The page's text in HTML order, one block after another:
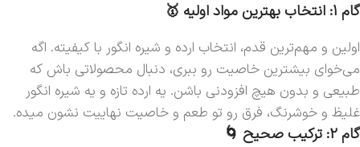
گام 1: انتخاب بهترین مواد اولیه 🥇
اولین و مهم‌ترین قدم، انتخاب ارده و شیره انگور با کیفیته. اگه
می‌خوای بیشترین خاصیت رو ببری، دنبال محصولاتی باش که
طبیعی و بدون هیچ افزودنی باشن. یه ارده تازه و یه شیره انگور
غلیظ و خوشرنگ، فرق رو تو طعم و خاصیت نهاییت نشون میده.
گام 2: ترکیب صحیح 🌀